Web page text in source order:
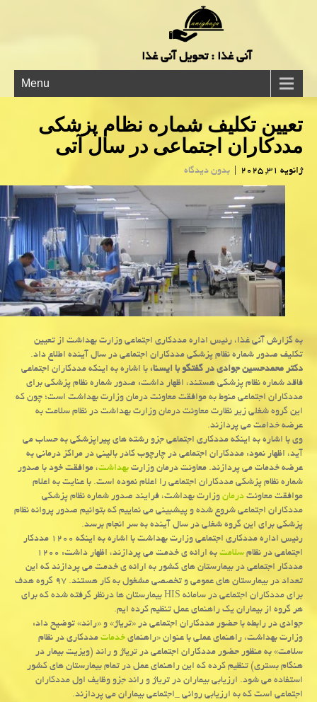
آنی غذا : تحویل آنی غذا
Menu
تعیین تکلیف شماره نظام پزشکی
مددکاران اجتماعی در سال آتی
ژانویه 31, 2025 | بدون دیدگاه
به گزارش آنی غذا، رئیس اداره مددکاری اجتماعی وزارت بهداشت از تعیین
تکلیف صدور شماره نظام پزشکی مددکاران اجتماعی در سال آینده اطلاع داد.
دکتر محمدحسین جوادی در گفتگو با ایسنا،با اشاره به اینکه مددکاران اجتماعی
فاقد شماره نظام پزشکی هستند، اظهار داشت: صدور شماره نظام پزشکی برای
مددکاران اجتماعی منوط به موافقت معاونت درمان وزارت بهداشت است؛ چون که
این گروه شغلی زیر نظارت معاونت درمان وزارت بهداشت در نظام سلامت به
عرضه خدامت می پردازند.
وی با اشاره به اینکه مددکاری اجتماعی جزو رشته های پیراپزشکی به حساب می
آید، اظهار نمود: مددکاران اجتماعی در چارچوب کادر بالینی در مراکز درمانی به
عرضه خدمات می پردازند. معاونت درمان وزارتبهداشت، موافقت خود با صدور
شماره نظام پزشکی مددکاران اجتماعی را اعلام نموده است. با عنایت به اعلام
موافقت معاونتدرمانوزارت بهداشت، فرایند صدور شماره نظام پزشکی
مددکاران اجتماعی شروع شده و پیشبینی می نماییم که بتوانیم صدور پروانه نظام
پزشکی برای این گروه شغلی در سال آینده به سر انجام برسد.
رئیس اداره مددکاری اجتماعی وزارت بهداشت با اشاره به اینکه ۱۲۰۰ مددکار
اجتماعی در نظامسلامت
به ارائه ی خدمت می پردازند، اظهار داشت: ۱۲۰۰
مددکار اجتماعی در بیمارستان های کشور به ارائه ی خدمت می پردازند که این
تعداد در بیمارستان های عمومی و تخصصی مشغول به کار هستند. ۹۷ گروه هدف
برای مددکاران اجتماعی در سامانه HIS بیمارستان ها درنظر گرفته شده که برای
هر گروه از بیماران یک راهنمای عمل تنظیم کرده ایم.
جوادی در رابطه با حضور مددکاران اجتماعی در «تریاژ» و «راند» توضیح داد:
وزارت بهداشت، راهنمای عملی با عنوان «راهنمایخدماتمددکاری در نظام
سلامت» به منظور حضور مددکاران اجتماعی در تریاژ و راند (ویزیت بیمار در
هنگام بستری) تنظیم کرده که این راهنمای عمل در تمام بیمارستان های کشور
استفاده می شود. ارزیابی بیماران در تریاژ و راند جزو وظایف اول مددکاران
اجتماعی است که به ارزیابی روانی _اجتماعی بیماران می پردازند.